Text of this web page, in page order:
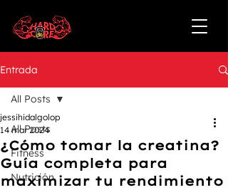
Entrada
All Posts
Fitness
Nutrición
All Posts
¿Cómo tomar la creatina?
Guía completa para
maximizar tu rendimiento
jessihidalgolop
14 mar 2024